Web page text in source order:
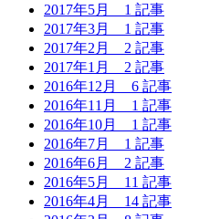
2017年5月 1 記事
2017年3月 1 記事
2017年2月 2 記事
2017年1月 2 記事
2016年12月 6 記事
2016年11月 1 記事
2016年10月 1 記事
2016年7月 1 記事
2016年6月 2 記事
2016年5月 11 記事
2016年4月 14 記事